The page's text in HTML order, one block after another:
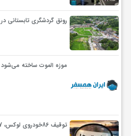
رونق گردشگری تابستانی
موزه الموت ساخته می‌شود
توقیف 86خودروی لوکس، 187 قطعه زمین و…